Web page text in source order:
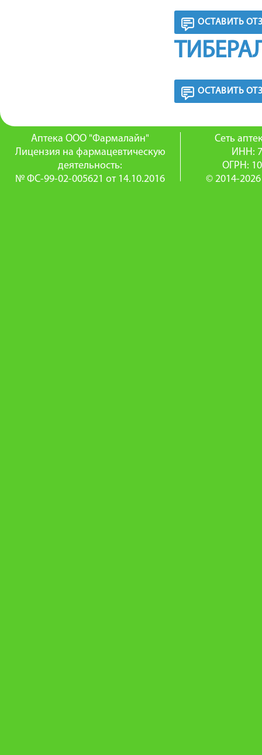
ОСТАВИТЬ
ОСТАВИТЬ
Аптека ООО "Фармалайн"
Лицензия на фармацевтическую
деятельность:
№ ФС-99-02-005621 от 14.10.2016
Сеть
ИНН:
ОГРН:
© 2014-